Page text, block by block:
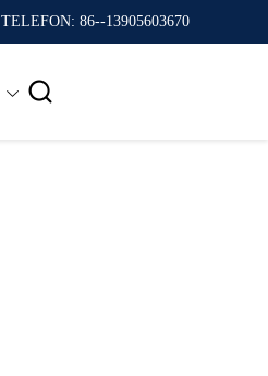
TELEFON: 86--13905603670
